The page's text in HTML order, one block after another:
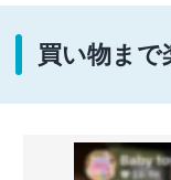
買い物ま